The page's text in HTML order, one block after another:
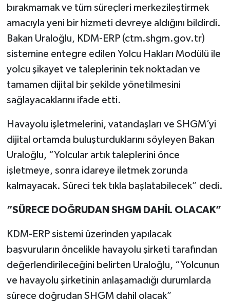
bırakmamak ve tüm süreçleri merkezileştirmek
amacıyla yeni bir hizmeti devreye aldığını bildirdi.
Bakan Uraloğlu, KDM-ERP (ctm.shgm.gov.tr)
sistemine entegre edilen Yolcu Hakları Modülü ile
yolcu şikayet ve taleplerinin tek noktadan ve
tamamen dijital bir şekilde yönetilmesini
sağlayacaklarını ifade etti.
Havayolu işletmelerini, vatandaşları ve SHGM’yi
dijital ortamda buluşturduklarını söyleyen Bakan
Uraloğlu, “Yolcular artık taleplerini önce
işletmeye, sonra idareye iletmek zorunda
kalmayacak. Süreci tek tıkla başlatabilecek” dedi.
“SÜRECE DOĞRUDAN SHGM DAHİL OLACAK”
KDM-ERP sistemi üzerinden yapılacak
başvuruların öncelikle havayolu şirketi tarafından
değerlendirileceğini belirten Uraloğlu, “Yolcunun
ve havayolu şirketinin anlaşamadığı durumlarda
sürece doğrudan SHGM dahil olacak”